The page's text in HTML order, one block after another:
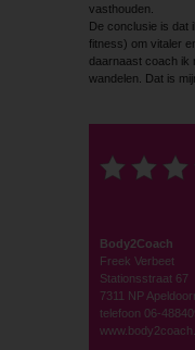
vasthouden.
De conclusie is dat
fitness) om vitaler
daarnaast coach ik
wandelen. Dat is
Body2Coach
Freek Verbeet
Stationsstraat 67
7311 NP
telefoon 06-